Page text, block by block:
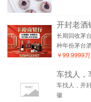
开封老酒
长期回收茅
种年份茅台
￥99.9999万
车找人，
车找人，开
徽